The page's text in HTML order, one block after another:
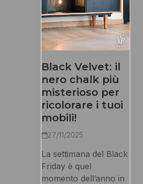
Black Velvet: il
nero chalk più
misterioso per
ricolorare i tuoi
mobili!
27/11/2025
La settimana del Black
Friday è quel
momento dell’anno in